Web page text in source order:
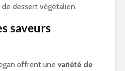
dessert végétalien.
saveurs
offrent une variété de